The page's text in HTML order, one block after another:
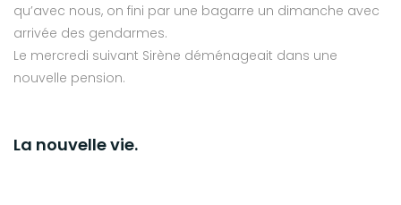
qu’avec nous, on fini par une bagarre un dimanche avec
arrivée des gendarmes.
Le mercredi suivant Sirène déménageait dans une
nouvelle pension.
La nouvelle vie.